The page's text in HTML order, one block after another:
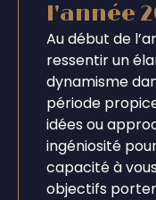
l'année
Au début de
ressentir un
dynamisme
période
idées ou
ingéniosité
capacité à
objectifs